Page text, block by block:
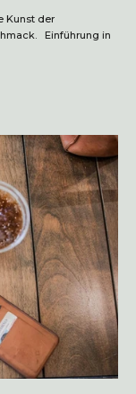
Kunst der
Einführung in